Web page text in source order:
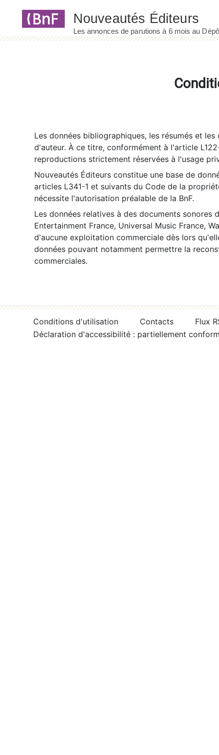
Les données bibliographiques, les résumés et
d'auteur. À ce titre, conformément à l'article
reproductions strictement réservées à l'usage
Nouveautés Éditeurs constitue une base de
articles L341-1 et suivants du Code de la
nécessite l'autorisation préalable de la BnF.
Les données relatives à des documents sonores
Entertainment France, Universal Music France,
d'aucune exploitation commerciale dès lors
données pouvant notamment permettre la
commerciales.
Conditions d'utilisation Contacts
Flux
Déclaration d'accessibilité : partiellement